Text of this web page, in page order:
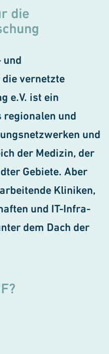
die
und
ver­netzte
e.V. ist ein
regionalen und
und
der Medizin, der
Gebiete. Aber
Kliniken,
und IT-Infra­
dem Dach der